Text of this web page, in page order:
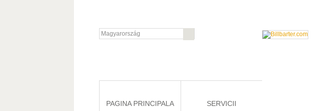
PAGINA PRINCIPALA SERVICII